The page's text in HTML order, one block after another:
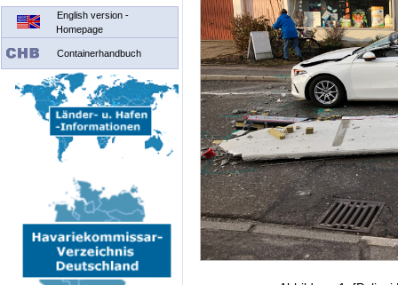
English version -
Homepage
Containerhandbuch